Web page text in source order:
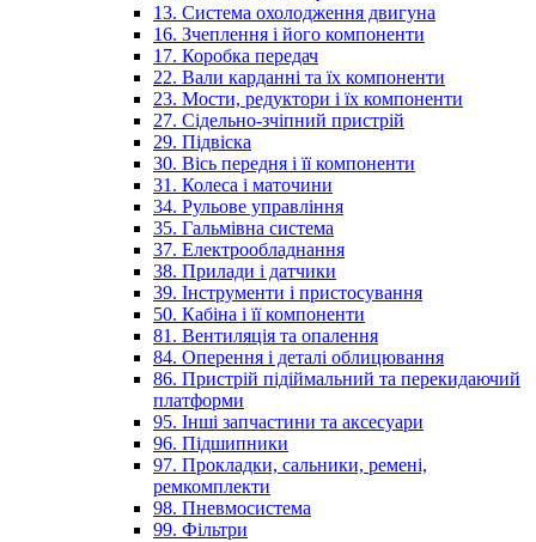
13. Система охолодження двигуна
16. Зчеплення і його компоненти
17. Коробка передач
22. Вали карданні та їх компоненти
23. Мости, редуктори і їх компоненти
27. Сідельно-зчіпний пристрій
29. Підвіска
30. Вісь передня і її компоненти
31. Колеса і маточини
34. Рульове управління
35. Гальмівна система
37. Електрообладнання
38. Прилади і датчики
39. Інструменти і пристосування
50. Кабіна і її компоненти
81. Вентиляція та опалення
84. Оперення і деталі облицювання
86. Пристрій підіймальний та перекидаючий
платформи
95. Інші запчастини та аксесуари
96. Підшипники
97. Прокладки, сальники, ремені,
ремкомплекти
98. Пневмосистема
99. Фільтри